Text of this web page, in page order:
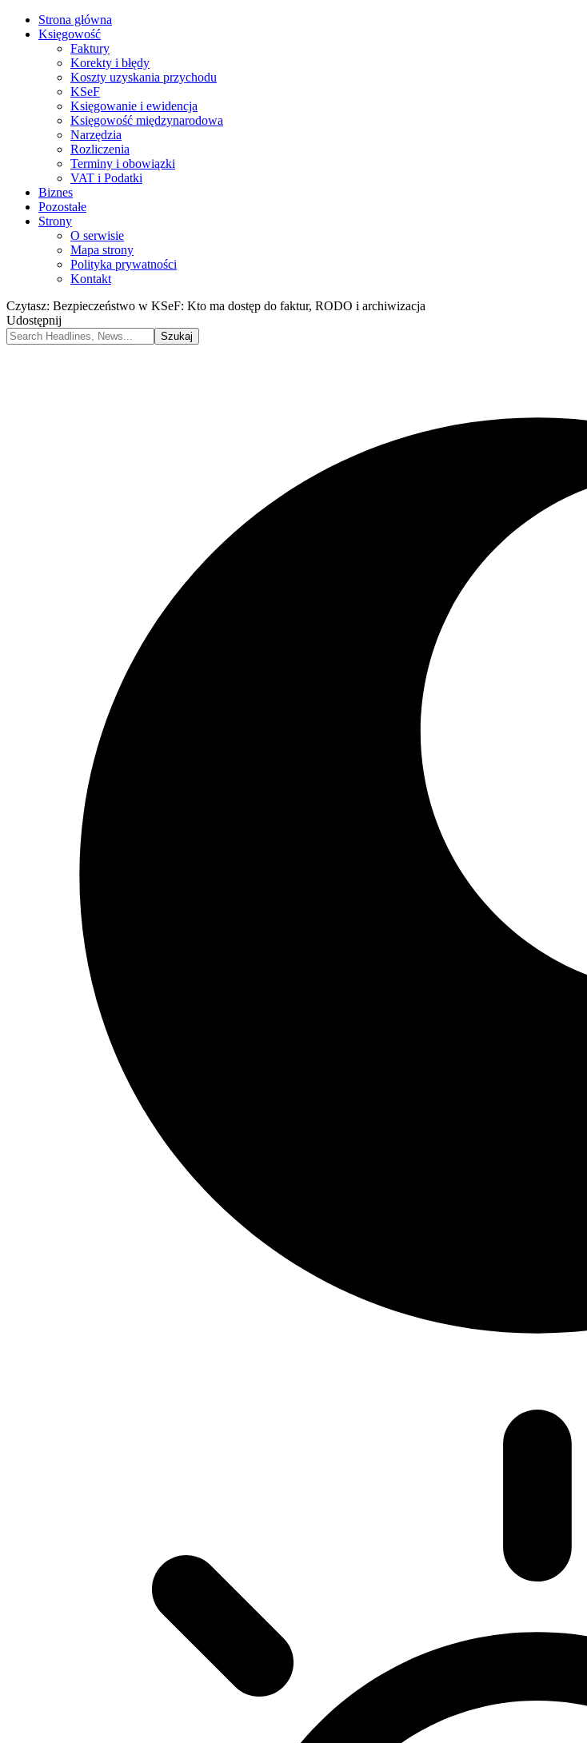
Strona główna
Księgowość
Faktury
Korekty i błędy
Koszty uzyskania przychodu
KSeF
Księgowanie i ewidencja
Księgowość międzynarodowa
Narzędzia
Rozliczenia
Terminy i obowiązki
VAT i Podatki
Biznes
Pozostałe
Strony
O serwisie
Mapa strony
Polityka prywatności
Kontakt
Czytasz: Bezpieczeństwo w KSeF: Kto ma dostęp do faktur, RODO i archiwizacja
Udostępnij